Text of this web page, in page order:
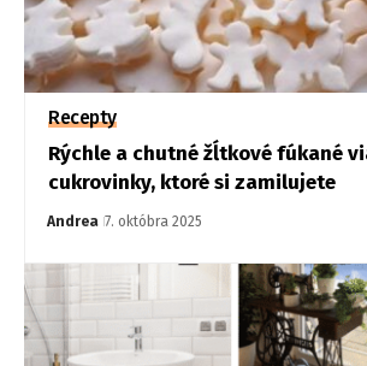
Recepty
Rýchle a chutné žĺtkové fúkané
cukrovinky, ktoré si zamilujete
Andrea 7. októbra 2025